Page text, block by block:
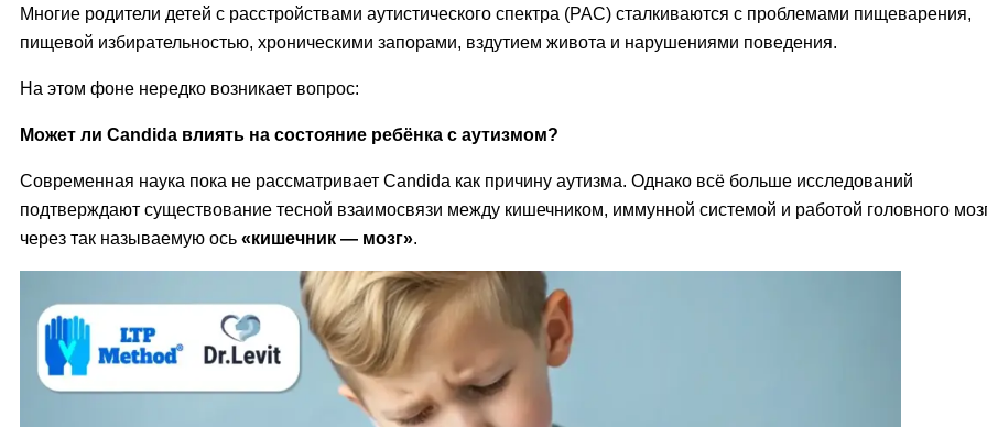
Многие родители детей с расстройствами аутистического спектра (РАС) сталкиваются с проблемами пищеварения,
пищевой избирательностью, хроническими запорами, вздутием живота и нарушениями поведения.
На этом фоне нередко возникает вопрос:
Может ли Candida влиять на состояние ребёнка с аутизмом?
Современная наука пока не рассматривает Candida как причину аутизма. Однако всё больше исследований
подтверждают существование тесной взаимосвязи между кишечником, иммунной системой и работой головного
через так называемую ось «кишечник — мозг».